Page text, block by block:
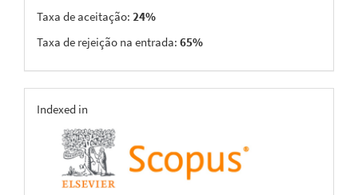
Taxa de aceitação: 24%
Taxa de rejeição na entrada: 65%
indexing
Indexed in